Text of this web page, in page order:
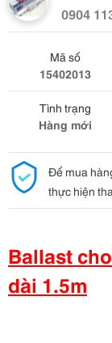
0904
Mã số
15402013
Tình trạng
Hàng mới
Để mua
thực hiện
Ballast
dài 1.5m